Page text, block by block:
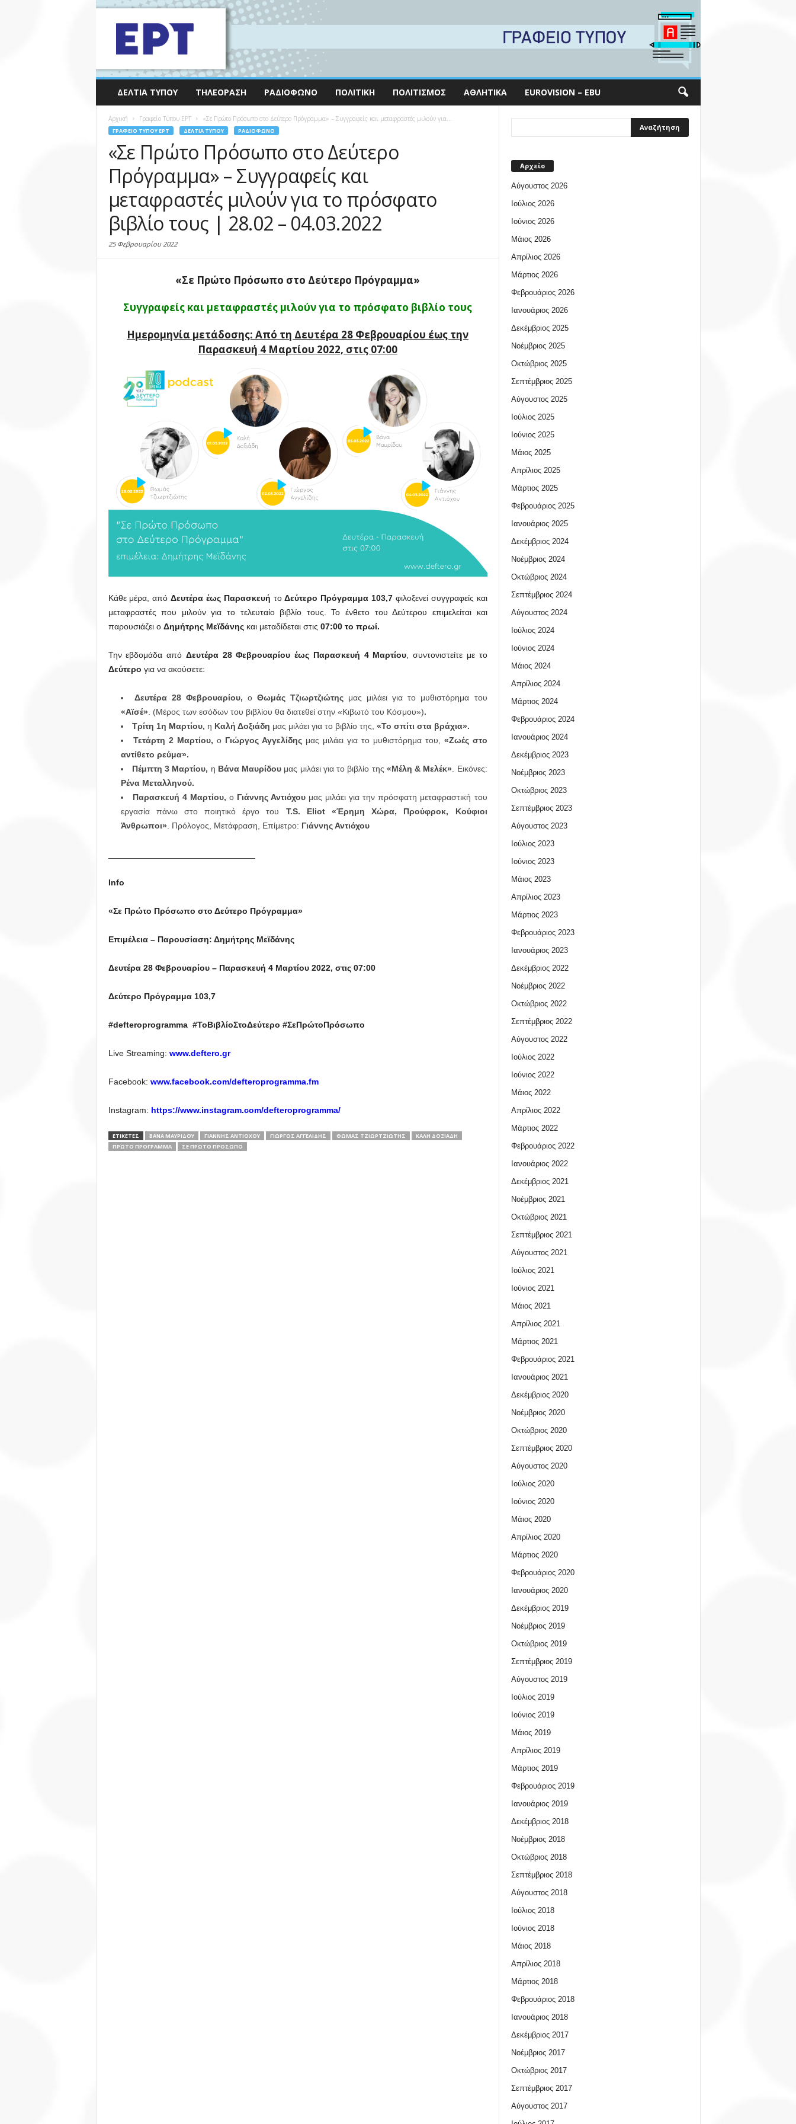
ΔΕΛΤΊΑ ΤΎΠΟΥ ΤΗΛΕΌΡΑΣΗ ΡΑΔΙΌΦΩΝΟ ΠΟΛΙΤΙΚΉ ΠΟΛΙΤΙΣΜΌΣ ΑΘΛΗΤΙΚΆ EUROVISION – EBU
Αρχική Γραφείο Τύπου ΕΡΤ «Σε Πρώτο Πρόσωπο στο Δεύτερο Πρόγραμμα» – Συγγραφείς και μεταφραστές μιλούν για...
ΓΡΑΦΕΊΟ ΤΎΠΟΥ ΕΡΤ ΔΕΛΤΊΑ ΤΎΠΟΥ ΡΑΔΙΌΦΩΝΟ
«Σε Πρώτο Πρόσωπο στο Δεύτερο
Πρόγραμμα» – Συγγραφείς και
μεταφραστές μιλούν για το πρόσφατο
βιβλίο τους | 28.02 – 04.03.2022
25 Φεβρουαρίου 2022
«Σε Πρώτο Πρόσωπο στο Δεύτερο Πρόγραμμα»
Συγγραφείς και μεταφραστές μιλούν για το πρόσφατο βιβλίο τους
Ημερομηνία μετάδοσης: Από τη Δευτέρα 28 Φεβρουαρίου έως την
Παρασκευή 4 Μαρτίου 2022, στις 07:00
Κάθε μέρα, από Δευτέρα έως Παρασκευή τοΔεύτερο Πρόγραμμα 103,7 φιλοξενεί συγγραφείς και
μεταφραστές που μιλούν για το τελευταίο βιβλίο τους. Το ένθετο του Δεύτερου επιμελείται και
παρουσιάζει ο Δημήτρης Μεϊδάνηςκαι μεταδίδεται στις 07:00 το πρωί.
Την εβδομάδα από Δευτέρα 28 Φεβρουαρίου έως Παρασκευή 4 Μαρτίου, συντονιστείτε με το
Δεύτερο για να ακούσετε:
Δευτέρα 28 Φεβρουαρίου, ο Θωμάς Τζιωρτζιώτης μας μιλάει για το μυθιστόρημα του
«Αϊσέ». (Μέρος των εσόδων του βιβλίου θα διατεθεί στην «Κιβωτό του Κόσμου»).
Τρίτη 1η Μαρτίου, η Καλή Δοξιάδη μας μιλάει για το βιβλίο της, «Το σπίτι στα βράχια».
Τετάρτη 2 Μαρτίου, ο Γιώργος Αγγελίδηςμας μιλάει για το μυθιστόρημα του, «Ζωές στο
αντίθετο ρεύμα».
Πέμπτη 3 Μαρτίου, η Βάνα Μαυρίδου μας μιλάει για το βιβλίο της «Μέλη & Μελέκ». Εικόνες:
Ρένα Μεταλληνού.
Παρασκευή 4 Μαρτίου, ο Γιάννης Αντιόχουμας μιλάει για την πρόσφατη μεταφραστική του
εργασία πάνω στο ποιητικό έργο του T.S. Eliot
«Έρημη Χώρα, Προύφροκ, Κούφιοι
Άνθρωποι». Πρόλογος, Μετάφραση, Επίμετρο: Γιάννης Αντιόχου
Info
«Σε Πρώτο Πρόσωπο στο Δεύτερο Πρόγραμμα»
Επιμέλεια – Παρουσίαση: Δημήτρης Μεϊδάνης
Δευτέρα 28 Φεβρουαρίου – Παρασκευή 4 Μαρτίου2022, στις 07:00
Δεύτερο Πρόγραμμα 103,7
#defteroprogramma #ΤοΒιβλίοΣτοΔεύτερο #ΣεΠρώτοΠρόσωπο
Live Streaming: www.deftero.gr
Facebook: www.facebook.com/defteroprogramma.fm
Instagram: https://www.instagram.com/defteroprogramma/
ΕΤΙΚΕΤΕΣ ΒΆΝΑ ΜΑΥΡΊΔΟΥ ΓΙΆΝΝΗΣ ΑΝΤΙΌΧΟΥ ΓΙΏΡΓΟΣ ΑΓΓΕΛΊΔΗΣ ΘΩΜΆΣ ΤΖΙΩΡΤΖΙΏΤΗΣ
ΚΑΛΉ ΔΟΞΙΆΔΗ
ΠΡΩΤΟ ΠΡΟΓΡΑΜΜΑ
ΣΕ ΠΡΏΤΟ ΠΡΌΣΩΠΟ
Αρχείο
Αύγουστος 2026
Ιούλιος 2026
Ιούνιος 2026
Μάιος 2026
Απρίλιος 2026
Μάρτιος 2026
Φεβρουάριος 2026
Ιανουάριος 2026
Δεκέμβριος 2025
Νοέμβριος 2025
Οκτώβριος 2025
Σεπτέμβριος 2025
Αύγουστος 2025
Ιούλιος 2025
Ιούνιος 2025
Μάιος 2025
Απρίλιος 2025
Μάρτιος 2025
Φεβρουάριος 2025
Ιανουάριος 2025
Δεκέμβριος 2024
Νοέμβριος 2024
Οκτώβριος 2024
Σεπτέμβριος 2024
Αύγουστος 2024
Ιούλιος 2024
Ιούνιος 2024
Μάιος 2024
Απρίλιος 2024
Μάρτιος 2024
Φεβρουάριος 2024
Ιανουάριος 2024
Δεκέμβριος 2023
Νοέμβριος 2023
Οκτώβριος 2023
Σεπτέμβριος 2023
Αύγουστος 2023
Ιούλιος 2023
Ιούνιος 2023
Μάιος 2023
Απρίλιος 2023
Μάρτιος 2023
Φεβρουάριος 2023
Ιανουάριος 2023
Δεκέμβριος 2022
Νοέμβριος 2022
Οκτώβριος 2022
Σεπτέμβριος 2022
Αύγουστος 2022
Ιούλιος 2022
Ιούνιος 2022
Μάιος 2022
Απρίλιος 2022
Μάρτιος 2022
Φεβρουάριος 2022
Ιανουάριος 2022
Δεκέμβριος 2021
Νοέμβριος 2021
Οκτώβριος 2021
Σεπτέμβριος 2021
Αύγουστος 2021
Ιούλιος 2021
Ιούνιος 2021
Μάιος 2021
Απρίλιος 2021
Μάρτιος 2021
Φεβρουάριος 2021
Ιανουάριος 2021
Δεκέμβριος 2020
Νοέμβριος 2020
Οκτώβριος 2020
Σεπτέμβριος 2020
Αύγουστος 2020
Ιούλιος 2020
Ιούνιος 2020
Μάιος 2020
Απρίλιος 2020
Μάρτιος 2020
Φεβρουάριος 2020
Ιανουάριος 2020
Δεκέμβριος 2019
Νοέμβριος 2019
Οκτώβριος 2019
Σεπτέμβριος 2019
Αύγουστος 2019
Ιούλιος 2019
Ιούνιος 2019
Μάιος 2019
Απρίλιος 2019
Μάρτιος 2019
Φεβρουάριος 2019
Ιανουάριος 2019
Δεκέμβριος 2018
Νοέμβριος 2018
Οκτώβριος 2018
Σεπτέμβριος 2018
Αύγουστος 2018
Ιούλιος 2018
Ιούνιος 2018
Μάιος 2018
Απρίλιος 2018
Μάρτιος 2018
Φεβρουάριος 2018
Ιανουάριος 2018
Δεκέμβριος 2017
Νοέμβριος 2017
Οκτώβριος 2017
Σεπτέμβριος 2017
Αύγουστος 2017